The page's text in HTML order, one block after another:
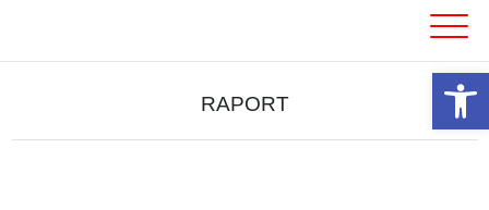
RAPORT